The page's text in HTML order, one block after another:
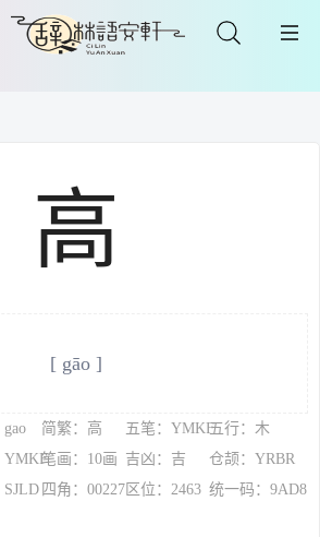
高
[ gāo ]
简繁：高 五笔：YMKF五行：木
YMKF笔画：10画 吉凶：吉
仓颉：YRBR
四角：00227 区位：2463 统一码：9AD8